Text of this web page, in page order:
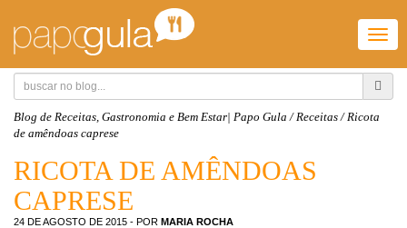
Blog de Receitas, Gastronomia e Bem Estar| Papo Gula /Receitas/Ricota
de amêndoas caprese
RICOTA DE AMÊNDOAS
CAPRESE
24 DE AGOSTO DE 2015 - POR MARIA ROCHA